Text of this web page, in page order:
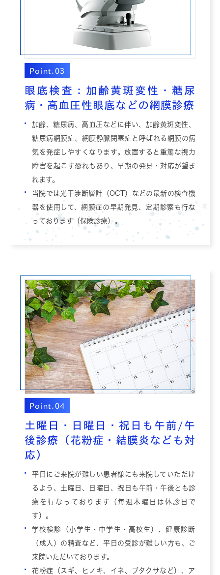
Point.03
眼底検査：加齢黄斑変性・糖尿
病・高血圧性眼底などの網膜診療
加齢、糖尿病、高血圧などに伴い、加齢黄斑変性、
糖尿病網膜症、網膜静脈閉塞症と呼ばれる網膜の病
気を発症しやすくなります。放置すると重篤な視力
障害を起こす恐れもあり、早期の発見・対応が望ま
れます。
当院では光干渉断層計（OCT）などの最新の検査機
器を使用して、網膜症の早期発見、定期診察も行な
っております（保険診療）。
Point.04
土曜日・日曜日・祝日も午前/午
後診療（花粉症・結膜炎なども対
応）
平日にご来院が難しい患者様にも来院していただけ
るよう、土曜日、日曜日、祝日も午前・午後とも診
療を行なっております（毎週木曜日は休診日で
す）。
学校検診（小学生・中学生・高校生）、健康診断
（成人）の精査など、平日の受診が難しい方も、ご
来院いただいております。
花粉症（スギ、ヒノキ、イネ、ブタクサなど）、ア